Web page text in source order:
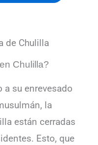
de Chulilla
Chulilla?
a su enrevesado
la
están cerradas
Esto, que